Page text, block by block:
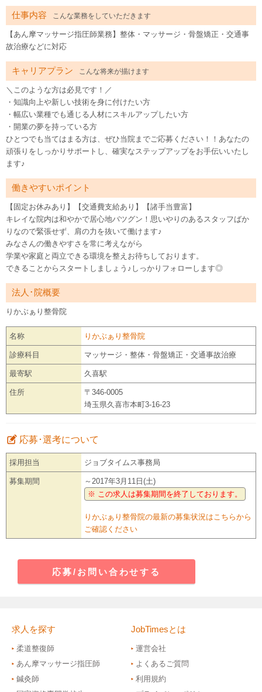
仕事内容 こんな業務をしていただきます
【あん摩マッサージ指圧師業務】整体・マッサージ・骨盤矯正・交通事
故治療などに対応
キャリアプラン こんな将来が描けます
＼このような方は必見です！／
・知識向上や新しい技術を身に付けたい方
・幅広い業種でも通じる人材にスキルアップしたい方
・開業の夢を持っている方
ひとつでも当てはまる方は、ぜひ当院までご応募ください！！あなたの
頑張りをしっかりサポートし、確実なステップアップをお手伝いいたし
ます♪
働きやすいポイント
【固定お休みあり】【交通費支給あり】【諸手当豊富】
キレイな院内は和やかで居心地バツグン！思いやりのあるスタッフばか
りなので緊張せず、肩の力を抜いて働けます♪
みなさんの働きやすさを常に考えながら
学業や家庭と両立できる環境を整えお待ちしております。
できることからスタートしましょう♪しっかりフォローします◎
法人･院概要
りかぶぁり整骨院
名称 りかぶぁり整骨院
診療科目 マッサージ・整体・骨盤矯正・交通事故治療
最寄駅 久喜駅
住所
〒346-0005
埼玉県久喜市本町3-16-23
応募･選考について
採用担当 ジョブタイムス事務局
募集期間
～2017年3月11日(土)
※ この求人は募集期間を終了しております。
りかぶぁり整骨院の最新の募集状況はこちらから
ご確認ください
応募/お問い合わせする
求人を探す
柔道整復師
あん摩マッサージ指圧師
鍼灸師
JobTimesとは
運営会社
よくあるご質問
利用規約